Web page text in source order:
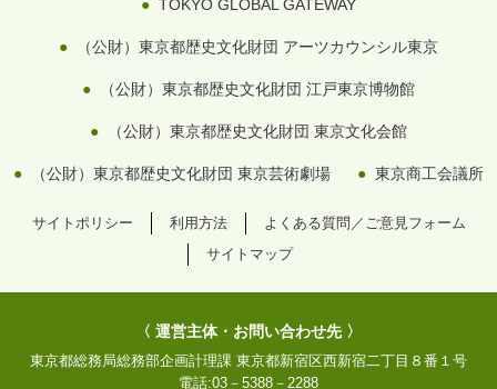
TOKYO GLOBAL GATEWAY
（公財）東京都歴史文化財団 アーツカウンシル東京
（公財）東京都歴史文化財団 江戸東京博物館
（公財）東京都歴史文化財団 東京文化会館
（公財）東京都歴史文化財団 東京芸術劇場 東京商工会議所
サイトポリシー 利用方法
よくある質問／ご意見フォーム
サイトマップ
〈 運営主体・お問い合わせ先 〉
東京都総務局総務部企画計理課 東京都新宿区西新宿二丁目８番１号
電話:03－5388－2288